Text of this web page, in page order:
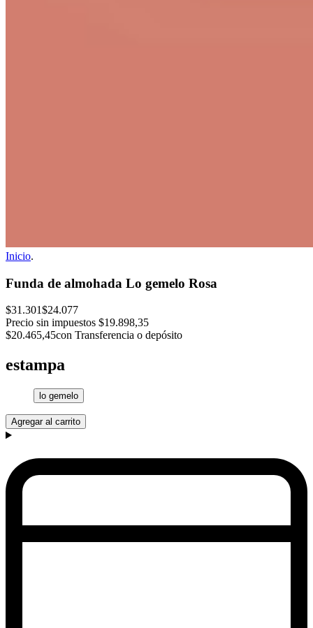
Inicio.
Funda de almohada Lo gemelo Rosa
$31.301$24.077
Precio sin impuestos $19.898,35
$20.465,45con Transferencia o depósito
estampa
lo gemelo
Agregar al carrito